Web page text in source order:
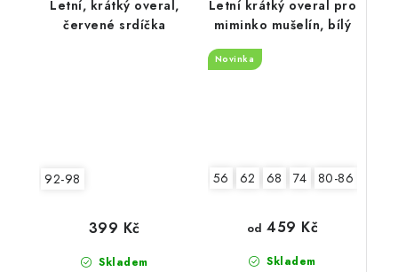
Letní, krátký overal,
červené srdíčka
92-98
Skladem
399 Kč
Letní krátký overal pro
miminko mušelín, bílý
Novinka
56 62 68 74 80-86
Skladem
od 459 Kč